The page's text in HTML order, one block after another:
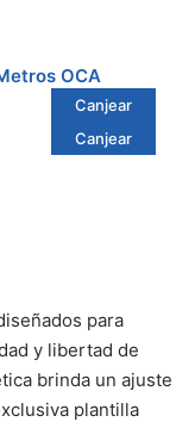
OCA
Canjear
Canjear
para
y libertad de
brinda un ajuste
plantilla